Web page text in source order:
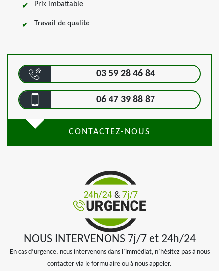
Prix imbattable
Travail de qualité
03 59 28 46 84
06 47 39 88 87
CONTACTEZ-NOUS
NOUS INTERVENONS 7j/7 et 24h/24
En cas d’urgence, nous intervenons dans l’immédiat, n’hésitez pas à nous
contacter via le formulaire ou à nous appeler.